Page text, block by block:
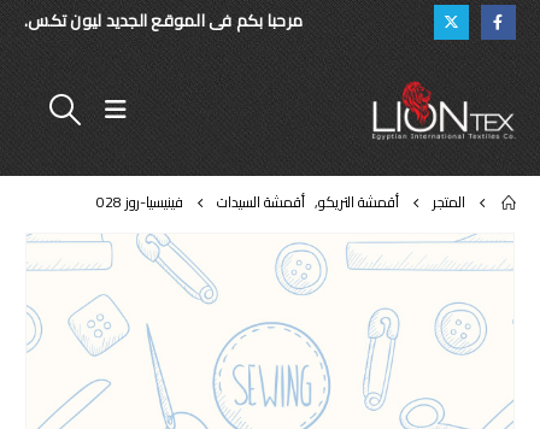
مرحبا بكم فى الموقع الجديد ليون تكس.
المتجر أقمشة التريكو, أقمشة السيدات فينيسيا-روز 028